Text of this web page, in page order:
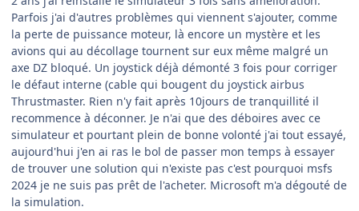
Parfois j'ai d'autres problèmes qui viennent s'ajouter, comme
la perte de puissance moteur, là encore un mystère et les
avions qui au décollage tournent sur eux même malgré un
axe DZ bloqué. Un joystick déjà démonté 3 fois pour corriger
le défaut interne (cable qui bougent du joystick airbus
Thrustmaster. Rien n'y fait après 10jours de tranquillité il
recommence à déconner. Je n'ai que des déboires avec ce
simulateur et pourtant plein de bonne volonté j'ai tout essayé,
aujourd'hui j'en ai ras le bol de passer mon temps à essayer
de trouver une solution qui n'existe pas c'est pourquoi msfs
2024 je ne suis pas prêt de l'acheter. Microsoft m'a dégouté de
la simulation.